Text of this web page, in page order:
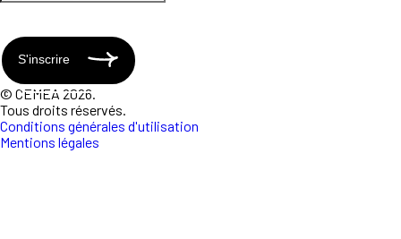
S'inscrire
© CEMEA 2026.
Tous droits réservés.
Conditions générales d'utilisation
Mentions légales